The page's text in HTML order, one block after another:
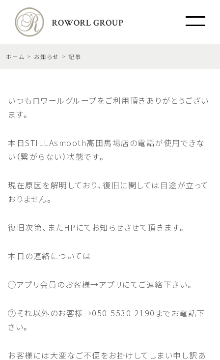
ホーム お知らせ 記事
いつもロワールグループをご利用頂きありがとうござい
ます。
本日STILLAsmooth高田馬場店の電話が使用できな
い（繋がらない）状態です。
現在原因を解明しており、復旧に関しては目途が立って
おりません。
復旧次第、またHPにてお知らせさせて頂きます。
本日の連絡については
①アプリ会員のお客様→アプリにてご連絡下さい。
②それ以外のお客様→050-5530-2190までお電話下
さい。
お客様には大変なご不便をお掛けしてしまい申し訳あ